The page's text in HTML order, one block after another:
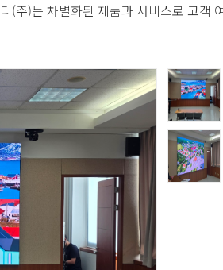
(주)는 차별화된 제품과 서비스로고객